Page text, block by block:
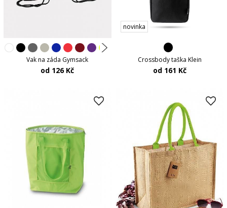
Vak na záda Gymsack
od 126 Kč
novinka
Crossbody taška Klein
od 161 Kč